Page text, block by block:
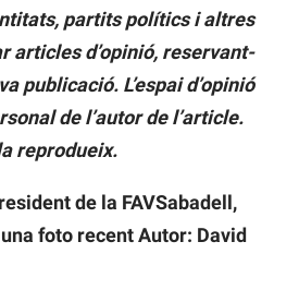
partits polítics i altres
articles d’opinió, reservant-
publicació. L’espai d’opinió
de l’autor de l’article.
reprodueix.
de la FAVSabadell,
foto recent Autor: David